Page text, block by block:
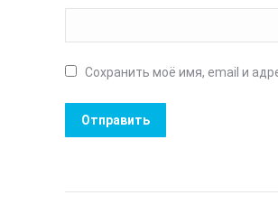
Сохранить моё имя, email и